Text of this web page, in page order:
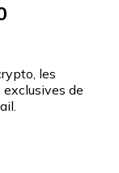
les
de